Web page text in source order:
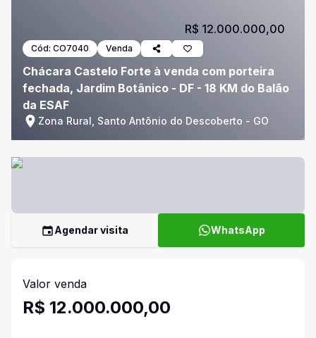
Cód: CO7040 Venda
Chácara Castelo Forte à venda com porteira
fechada, Jardim Botânico - DF - 18 KM do Balão
da ESAF
Zona Rural, Santo Antônio do Descoberto - GO
R$ 12.000.000,00
Agendar visita WhatsApp
Valor venda
R$ 12.000.000,00